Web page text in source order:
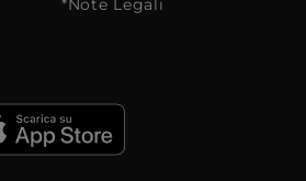
*Note Legali